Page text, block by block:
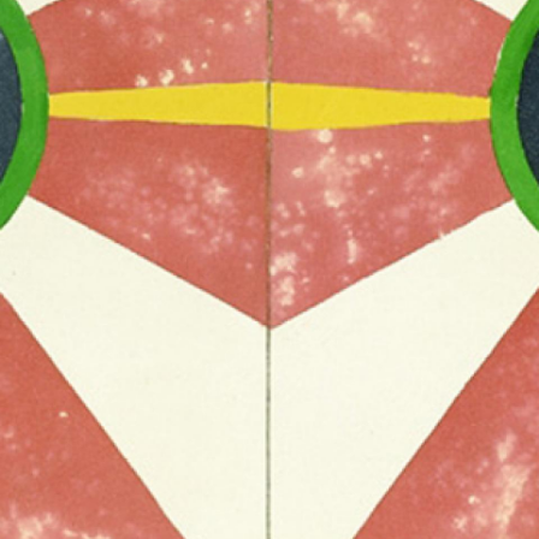
Hsiao Chin, installation view, A collection , Fondazione